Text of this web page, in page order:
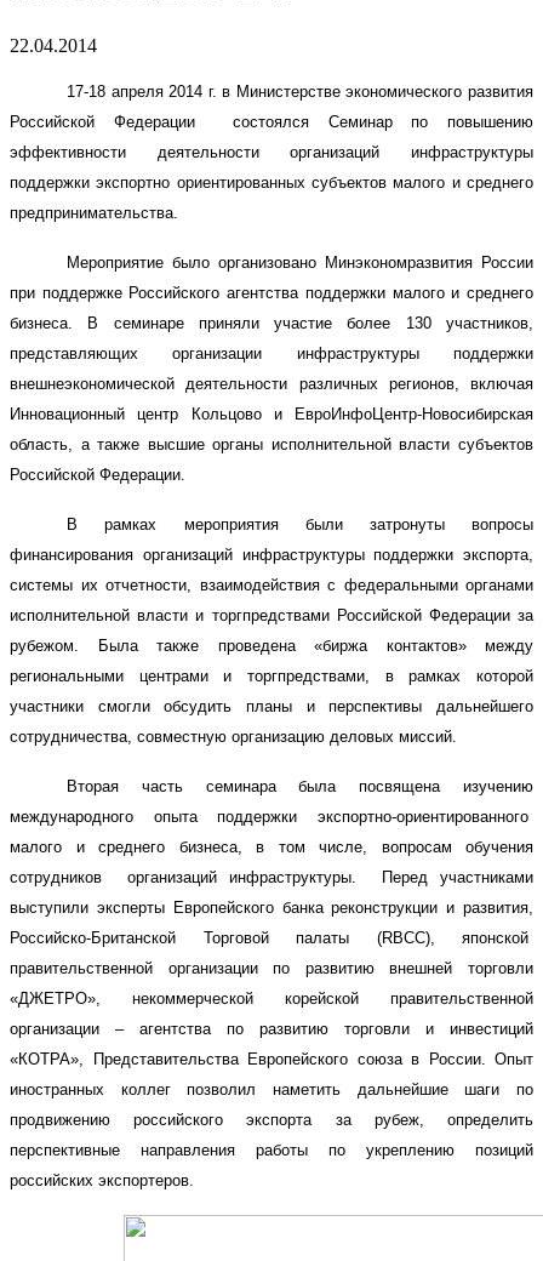
22.04.2014
17-18 апреля 2014 г. в Министерстве экономического развития
Российской Федерации состоялся Семинар по повышению
эффективности деятельности организаций инфраструктуры
поддержки экспортно ориентированных субъектов малого и среднего
предпринимательства.
Мероприятие было организовано Минэкономразвития России
при поддержке Российского агентства поддержки малого и среднего
бизнеса. В семинаре приняли участие более 130 участников,
представляющих организации инфраструктуры поддержки
внешнеэкономической деятельности различных регионов, включая
Инновационный центр Кольцово и ЕвроИнфоЦентр-Новосибирская
область, а также высшие органы исполнительной власти субъектов
Российской Федерации.
В рамках мероприятия были затронуты вопросы
финансирования организаций инфраструктуры поддержки экспорта,
системы их отчетности, взаимодействия с федеральными органами
исполнительной власти и торгпредствами Российской Федерации за
рубежом. Была также проведена «биржа контактов» между
региональными центрами и торгпредствами, в рамках которой
участники смогли обсудить планы и перспективы дальнейшего
сотрудничества, совместную организацию деловых миссий.
Вторая часть семинара была посвящена изучению
международного опыта поддержки экспортно-ориентированного
малого и среднего бизнеса, в том числе, вопросам обучения
сотрудников организаций инфраструктуры. Перед участниками
выступили эксперты Европейского банка реконструкции и развития,
Российско-Британской Торговой палаты (RBCC), японской
правительственной организации по развитию внешней торговли
«ДЖЕТРО», некоммерческой корейской правительственной
организации – агентства по развитию торговли и инвестиций
«КОТРА», Представительства Европейского союза в России. Опыт
иностранных коллег позволил наметить дальнейшие шаги по
продвижению российского экспорта за рубеж, определить
перспективные направления работы по укреплению позиций
российских экспортеров.